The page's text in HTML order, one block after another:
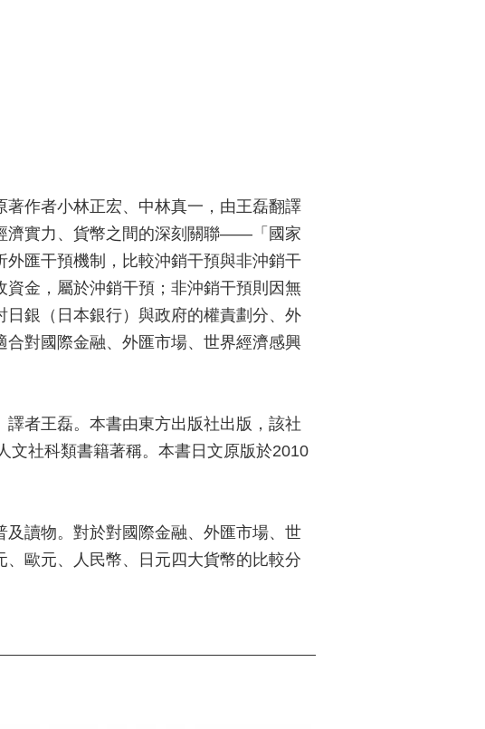
作者小林正宏、中林真一，由王磊翻譯
濟實力、貨幣之間的深刻關聯——「國家
匯干預機制，比較沖銷干預與非沖銷干
金，屬於沖銷干預；非沖銷干預則因無
銀（日本銀行）與政府的權責劃分、外
對國際金融、外匯市場、世界經濟感興
者王磊。本書由東方出版社出版，該社
文社科類書籍著稱。本書日文原版於2010
讀物。對於對國際金融、外匯市場、世
歐元、人民幣、日元四大貨幣的比較分